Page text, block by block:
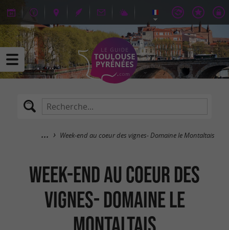
Week-end au coeur des vignes- Domaine le Montaltais
Week-end au coeur des
vignes- Domaine le
Montaltais